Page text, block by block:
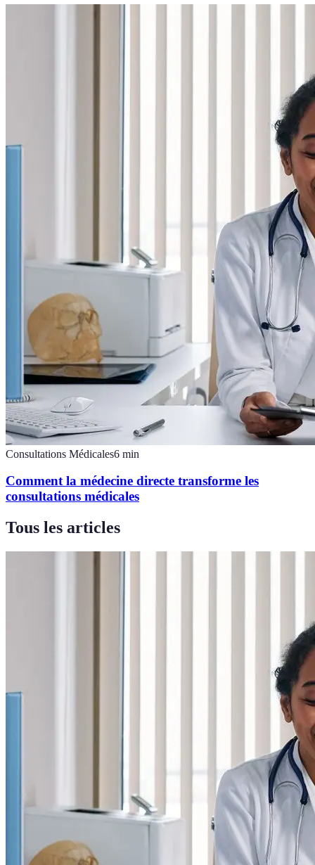
Consultations Médicales6 min
Comment la médecine directe transforme les
consultations médicales
Tous les articles